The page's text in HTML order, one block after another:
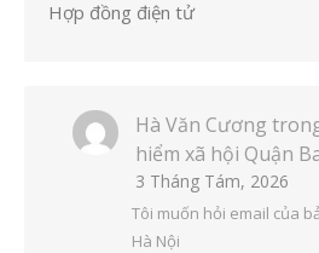
Hợp đồng điện tử
Hà Văn Cương
hiểm xã hội Quận
3 Tháng Tám, 2026
Tôi muốn hỏi email của
Hà Nội